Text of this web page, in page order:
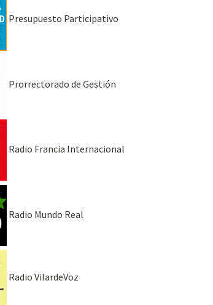
Presupuesto Participativo
Prorrectorado de Gestión
Radio Francia Internacional
Radio Mundo Real
Radio VilardeVoz